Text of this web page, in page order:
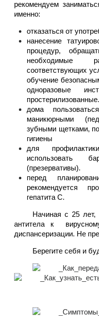
рекомендуем
именно:
отказаться от
нанесение
процедур,
необходимые
соответствующих
обучение
одноразовые
простерилизованные.
дома
маникюрными
зубными щетками,
гигиены
для
использовать
(презервативы).
перед
рекомендуется
гепатита С.
Начиная с 25
антитела к
диспансеризации. Не
Берегите себя и